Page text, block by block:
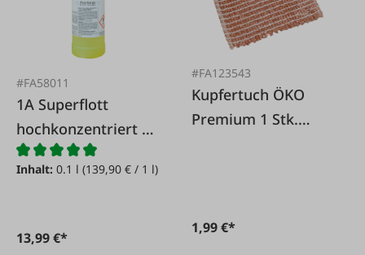
#FA58011
1A Superflott
hochkonzentriert 1
Liter
Inhalt: 0.1 l (139,90 € / 1 l)
13,99 €*
#FA123543
Kupfertuch ÖKO
Premium 1 Stk.
1,99 €*